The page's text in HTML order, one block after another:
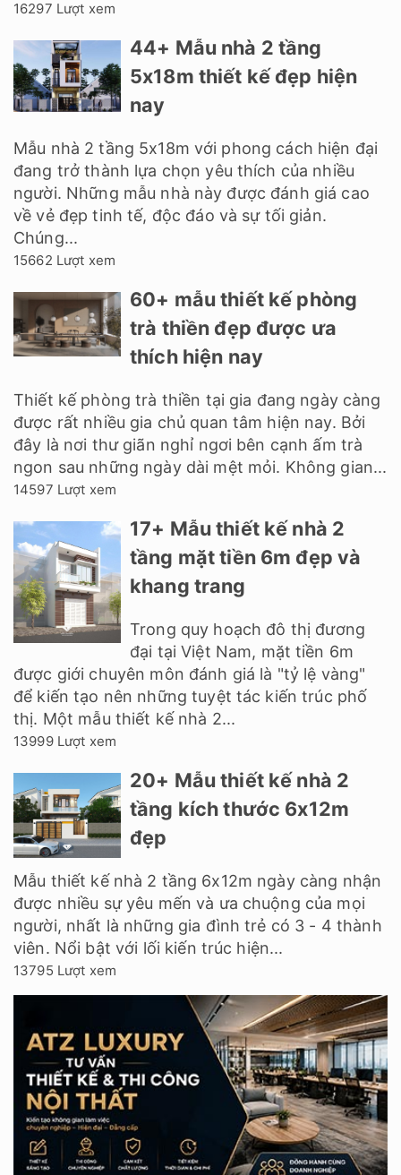
16297 Lượt xem
44+ Mẫu nhà 2 tầng
5x18m thiết kế đẹp hiện
nay
Mẫu nhà 2 tầng 5x18m với phong cách hiện đại
đang trở thành lựa chọn yêu thích của nhiều
người. Những mẫu nhà này được đánh giá cao
về vẻ đẹp tinh tế, độc đáo và sự tối giản.
Chúng...
15662 Lượt xem
60+ mẫu thiết kế phòng
trà thiền đẹp được ưa
thích hiện nay
Thiết kế phòng trà thiền tại gia đang ngày càng
được rất nhiều gia chủ quan tâm hiện nay. Bởi
đây là nơi thư giãn nghỉ ngơi bên cạnh ấm trà
ngon sau những ngày dài mệt mỏi. Không gian...
14597 Lượt xem
17+ Mẫu thiết kế nhà 2
tầng mặt tiền 6m đẹp và
khang trang
Trong quy hoạch đô thị đương
đại tại Việt Nam, mặt tiền 6m
được giới chuyên môn đánh giá là "tỷ lệ vàng"
để kiến tạo nên những tuyệt tác kiến trúc phố
thị. Một mẫu thiết kế nhà 2...
13999 Lượt xem
20+ Mẫu thiết kế nhà 2
tầng kích thước 6x12m
đẹp
Mẫu thiết kế nhà 2 tầng 6x12m ngày càng nhận
được nhiều sự yêu mến và ưa chuộng của mọi
người, nhất là những gia đình trẻ có 3 - 4 thành
viên. Nổi bật với lối kiến trúc hiện...
13795 Lượt xem